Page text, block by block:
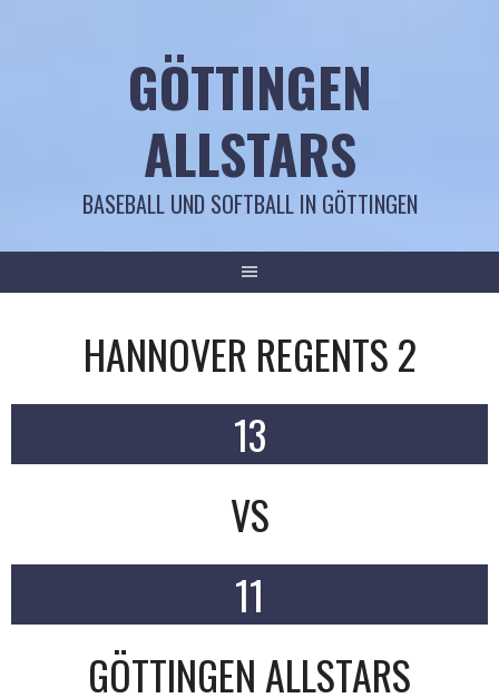
GÖTTINGEN
ALLSTARS
BASEBALL UND SOFTBALL IN GÖTTINGEN
HANNOVER REGENTS 2
13
VS
11
GÖTTINGEN ALLSTARS